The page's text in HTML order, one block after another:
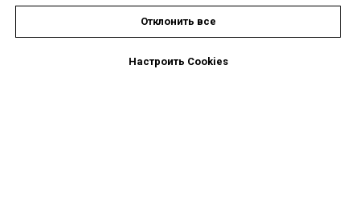
Отклонить все
Настроить Cookies